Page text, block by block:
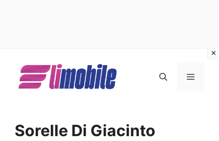
contenuto
MENU
Sorelle Di Giacinto